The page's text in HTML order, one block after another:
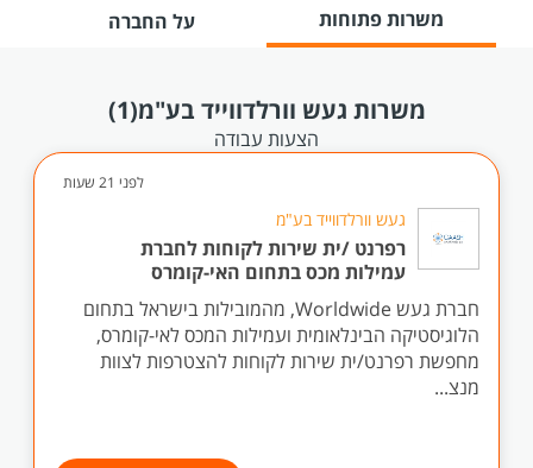
משרות פתוחות על החברה
משרות געש וורלדווייד בע"מ(1)
הצעות עבודה
לפני 21 שעות
געש וורלדווייד בע"מ
רפרנט /ית שירות לקוחות לחברת
עמילות מכס בתחום האי-קומרס
חברת געש Worldwide, מהמובילות בישראל בתחום
הלוגיסטיקה הבינלאומית ועמילות המכס לאי-קומרס,
מחפשת רפרנט/ית שירות לקוחות להצטרפות לצוות
מנצ...